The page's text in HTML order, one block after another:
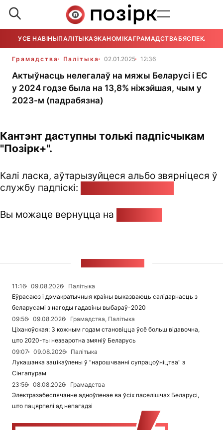
УСЕ НАВІНЫПАЛІТЫКАЭКАНОМІКАГРАМАДСТВАБЯСПЕКА
Грамадства Палітыка 02.01.2025 12:36
Актыўнасць нелегалаў на мяжы Беларусі і ЕС
у 2024 годзе была на 13,8% ніжэйшая, чым у
2023-м (падрабязна)
Кантэнт даступны толькі падпісчыкам
"Позірк+".
Калі ласка, аўтарызуйцеся альбо звярніцеся ў
службу падпіскі:
Вы можаце вернуцца на
11:16 09.08.2026
Палітыка
Еўрасаюз і дэмакратычныя краіны выказваюць салідарнасць з
беларусамі з нагоды гадавіны выбараў-2020
09:56
09.08.2026
Грамадства, Палітыка
Ціханоўская: З кожным годам становіцца ўсё больш відавочна,
што 2020-ты незваротна змяніў Беларусь
09:07
09.08.2026
Палітыка
Лукашэнка зацікаўлены ў "нарошчванні супрацоўніцтва" з
Сінгапурам
23:56
08.08.2026
Грамадства
Электразабеспячэнне адноўленае ва ўсіх паселішчах Беларусі,
што пацярпелі ад непагадзі